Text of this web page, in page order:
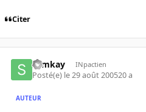
Citer
slimkay INpactien
Posté(e) le 29 août 200520 a
AUTEUR